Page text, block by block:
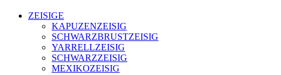
ZEISIGE
KAPUZENZEISIG
SCHWARZBRUSTZEISIG
YARRELLZEISIG
SCHWARZZEISIG
MEXIKOZEISIG